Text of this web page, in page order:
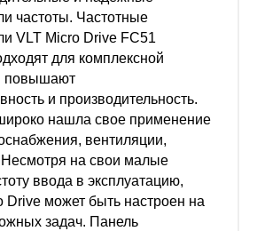
частоты. Частотные
VLT Micro Drive FC51
для комплексной
повышают
и производительность.
нашла свое применение
вентиляции,
Несмотря на свои малые
ввода в эксплуатацию,
Drive может быть настроен на
задач. Панель